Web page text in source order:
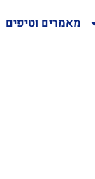
מאמרים וטיפים